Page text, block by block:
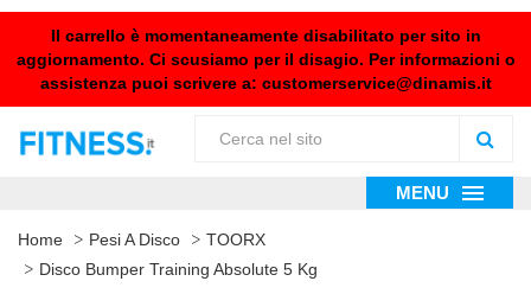
Il carrello è momentaneamente disabilitato per sito in
aggiornamento. Ci scusiamo per il disagio. Per informazioni o
assistenza puoi scrivere a: customerservice@dinamis.it
MENU
Home Pesi A Disco
TOORX
Disco Bumper Training Absolute 5 Kg